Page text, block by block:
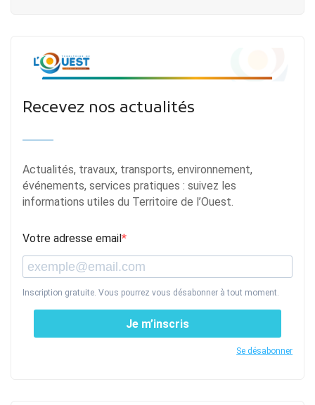
Recevez nos actualités
Actualités, travaux, transports, environnement,
événements, services pratiques : suivez les
informations utiles du Territoire de l’Ouest.
Votre adresse email
Inscription gratuite. Vous pourrez vous désabonner à tout moment.
Je m’inscris
Se désabonner